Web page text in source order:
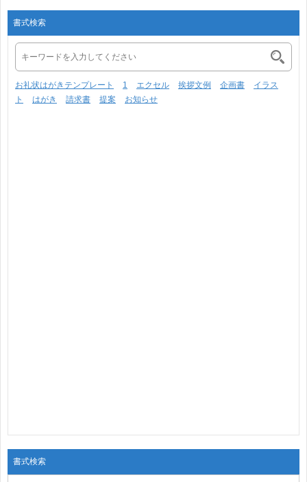
書式検索
お礼状はがきテンプレート 1 エクセル 挨拶文例 企画書
イラス
ト
はがき 請求書 提案 お知らせ
書式検索